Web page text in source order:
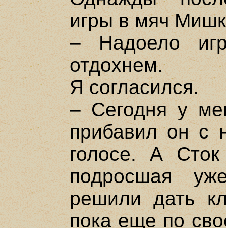
игры в мяч
– Надоело
отдохнем.
Я согласился.
– Сегодня у
прибавил он с
голосе. А
подросшая
решили дать
пока еще по